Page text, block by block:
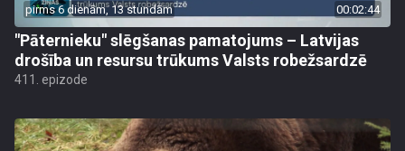
pirms 6 dienām, 13 stundām 00:02:44
"Pāternieku" slēgšanas pamatojums – Latvijas
drošība un resursu trūkums Valsts robežsardzē
411. epizode